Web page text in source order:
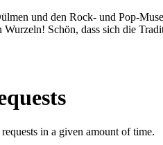
und den Rock- und Pop-
Schön, dass sich die